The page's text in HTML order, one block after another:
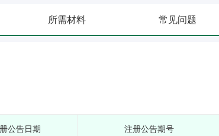
所需材料 常见问题
公告日期 注册公告期号